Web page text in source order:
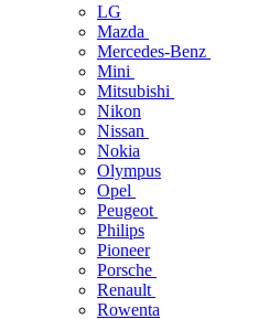
LG
Mazda
Mercedes-Benz
Mini
Mitsubishi
Nikon
Nissan
Nokia
Olympus
Opel
Peugeot
Philips
Pioneer
Porsche
Renault
Rowenta